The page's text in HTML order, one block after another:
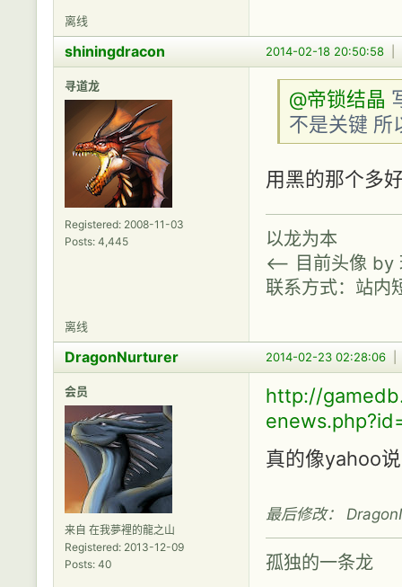
离线
2014-02-18 20:50:58
shiningdracon
寻道龙
Registered: 2008-11-03
Posts: 4,445
@帝锁结晶
不是关键 所
用黑的那个多
以龙为本
<-- 目前头像 by
联系方式：站内
离线
2014-02-23 02:28:06
DragonNurturer
会员
来自 在我夢裡的龍之山
Registered: 2013-12-09
Posts: 40
http://
真的像yahoo
最后修改：
孤独的一条龙